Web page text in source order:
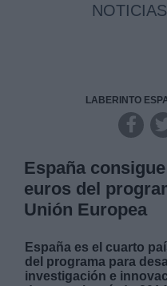
LABERINTO
España
euros del
Unión Europea
España es el cuarto
del programa para
investigación e